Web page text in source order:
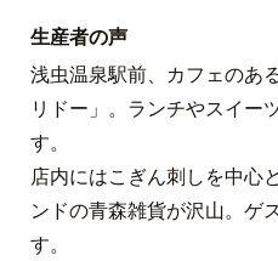
生産者の声
浅虫温泉駅前、カフェのあ
リドー」。ランチやスイー
す。
店内にはこぎん刺しを中心
ンドの青森雑貨が沢山。ゲ
す。